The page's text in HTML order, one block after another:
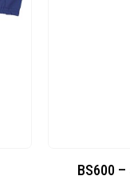
Toppe